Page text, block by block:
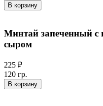
В корзину
Минтай запеченный с
сыром
225 ₽
120 гр.
В корзину